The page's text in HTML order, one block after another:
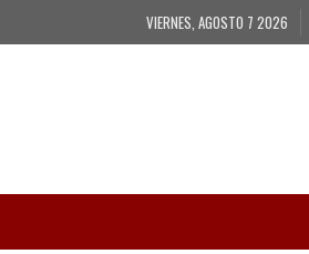
VIERNES, AGOSTO 7 2026